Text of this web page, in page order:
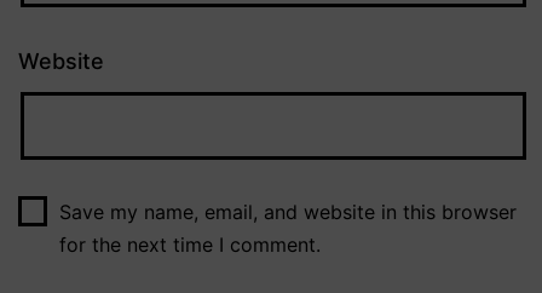
Website
Save my name, email, and website in this browser
for the next time I comment.